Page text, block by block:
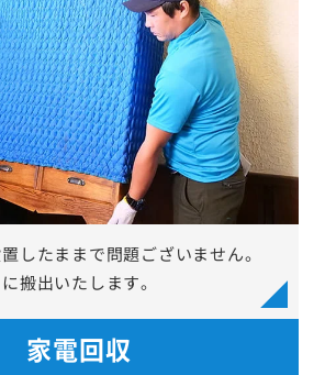
したままで問題ございません。
搬出いたします。
家電回収